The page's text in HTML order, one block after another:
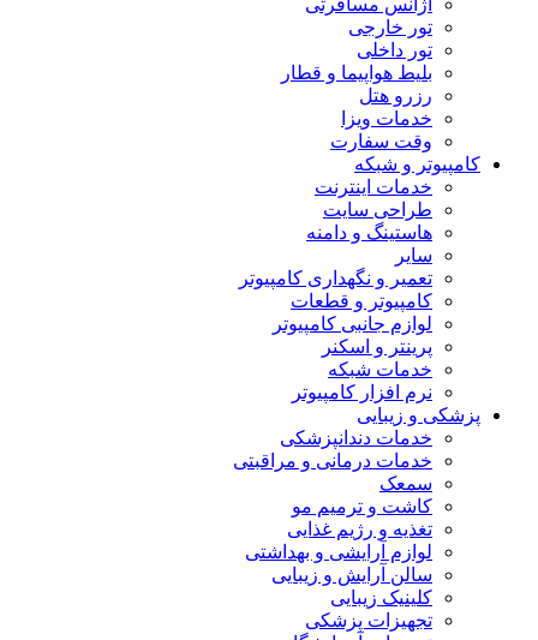
آژانس مسافرتی
تور خارجی
تور داخلی
بلیط هواپیما و قطار
رزرو هتل
خدمات ویزا
وقت سفارت
کامپیوتر و شبکه
خدمات اینترنت
طراحی سایت
هاستینگ و دامنه
سایر
تعمیر و نگهداری کامپیوتر
کامپیوتر و قطعات
لوازم جانبی کامپیوتر
پرینتر و اسکنر
خدمات شبکه
نرم افزار کامپیوتر
پزشکی و زیبایی
خدمات دندانپزشکی
خدمات درمانی و مراقبتی
سمعک
کاشت و ترمیم مو
تغذیه و رژیم غذایی
لوازم آرایشی و بهداشتی
سالن آرایش و زیبایی
کلینیک زیبایی
تجهیزات پزشکی